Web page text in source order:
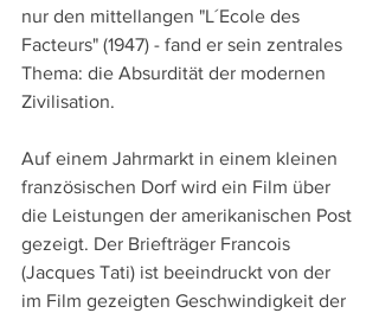
nur den mittellangen "L´Ecole des
Facteurs" (1947) - fand er sein zentrales
Thema: die Absurdität der modernen
Zivilisation.
Auf einem Jahrmarkt in einem kleinen
französischen Dorf wird ein Film über
die Leistungen der amerikanischen Post
gezeigt. Der Briefträger Francois
(Jacques Tati) ist beeindruckt von der
im Film gezeigten Geschwindigkeit der